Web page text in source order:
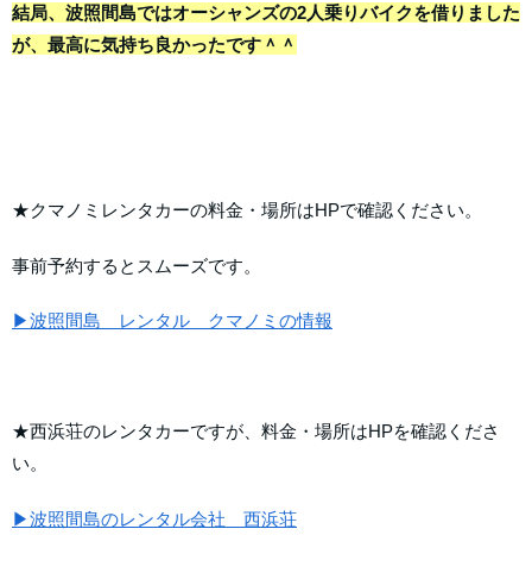
結局、波照間島ではオーシャンズの2人乗りバイクを借りました
が、最高に気持ち良かったです＾＾
★クマノミレンタカーの料金・場所はHPで確認ください。
事前予約するとスムーズです。
▶波照間島 レンタル クマノミの情報
★西浜荘のレンタカーですが、料金・場所はHPを確認くださ
い。
▶波照間島のレンタル会社 西浜荘